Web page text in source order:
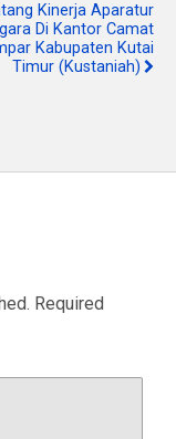
Kinerja Aparatur
Di Kantor Camat
Kabupaten Kutai
Timur (Kustaniah)
Required